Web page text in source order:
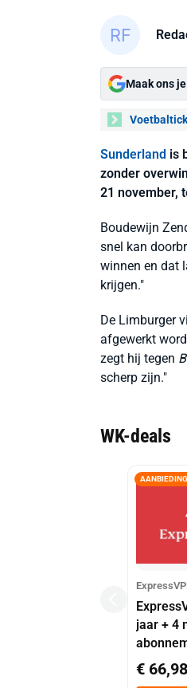
Maak ons
Sunderland is
zonder
21 november,
Boudewijn
snel kan
winnen en dat
krijgen."
De Limburger
afgewerkt
zegt hij tegen
scherp zijn."
WK-deals
jaar + 4
€ 66,98